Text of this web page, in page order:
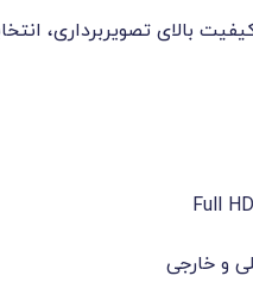
بالای تصویربرداری،
و خارجی